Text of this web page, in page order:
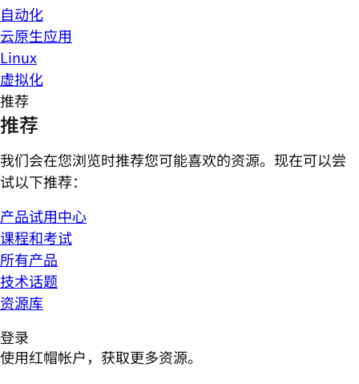
自动化
云原生应用
Linux
虚拟化
推荐
推荐
我们会在您浏览时推荐您可能喜欢的资源。现在可以尝
试以下推荐：
产品试用中心
课程和考试
所有产品
技术话题
资源库
登录
使用红帽帐户，获取更多资源。